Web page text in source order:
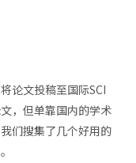
论文投稿至国际SCI
，但单靠国内的学术
们搜集了几个好用的